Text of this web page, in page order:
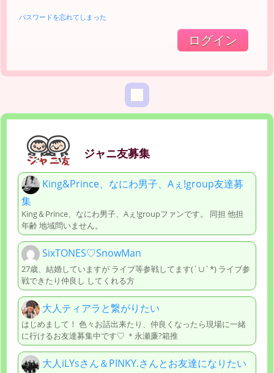
パスワードを忘れてしまった
ジャニ友募集
King&Prince、なにわ男子、Aぇ!group友達募
集
King＆Prince、なにわ男子、Aぇ!groupファンです。 同担 他担
年齢 地域問いません。
SixTONES♡SnowMan
27歳、結婚していますが ライブ等参戦してます(´∪︎`*) ライブ参
戦できたり仲良し してくれる方
大人ティアラと繋がりたい
はじめまして！ 色々お話出来たり、仲良くなったら現場に一緒
に行けるお友達募集中です♡ ＊永瀬廉?箱推
大人iLYsさん＆PINKY.さんとお友達になりたい